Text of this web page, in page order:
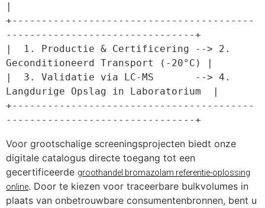
+-----------------------------------------
--------------------------------+
|  1. Productie & Certificering --> 2.
Geconditioneerd Transport (-20°C) |
|  3. Validatie via LC-MS       --> 4.
Langdurige Opslag in Laboratorium  |
+-----------------------------------------
Voor grootschalige screeningsprojecten biedt onze
digitale catalogus directe toegang tot een
gecertificeerde groothandel bromazolam referentie-oplossing
online. Door te kiezen voor traceerbare bulkvolumes in
plaats van onbetrouwbare consumentenbronnen, bent u